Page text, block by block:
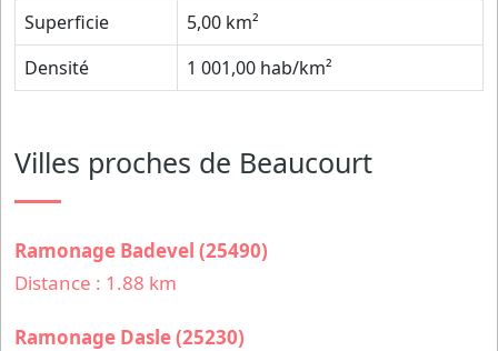
Superficie
5,00 km²
Densité
1 001,00 hab/km²
Villes proches de Beaucourt
Ramonage Badevel (25490)
Distance : 1.88 km
Ramonage Dasle (25230)